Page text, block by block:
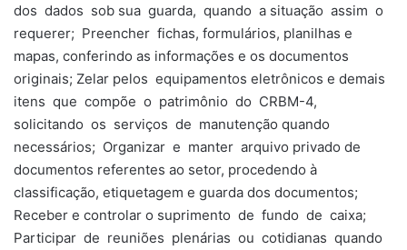
dos dados sob sua guarda, quando a situação assim o
requerer; Preencher fichas, formulários, planilhas e
mapas, conferindo as informações e os documentos
originais; Zelar pelos equipamentos eletrônicos e demais
itens que compõe o patrimônio do CRBM-4,
solicitando os serviços de manutenção quando
necessários; Organizar e manter arquivo privado de
documentos referentes ao setor, procedendo à
classificação, etiquetagem e guarda dos documentos;
Receber e controlar o suprimento de fundo de caixa;
Participar de reuniões plenárias ou cotidianas quando